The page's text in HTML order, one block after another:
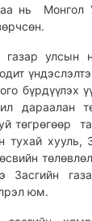
нь Монгол
газар улсын
бүрдүүлэх
дараалан
төгрөгөөр
тухай хууль,
Засгийн
юм.